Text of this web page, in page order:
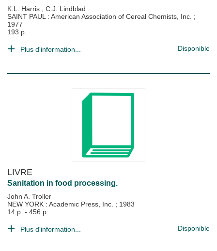
K.L. Harris ; C.J. Lindblad
SAINT PAUL : American Association of Cereal Chemists, Inc. ;
1977
193 p.
Plus d'information... Disponible
LIVRE
Sanitation in food processing.
John A. Troller
NEW YORK : Academic Press, Inc. ; 1983
14 p. - 456 p.
Plus d'information... Disponible